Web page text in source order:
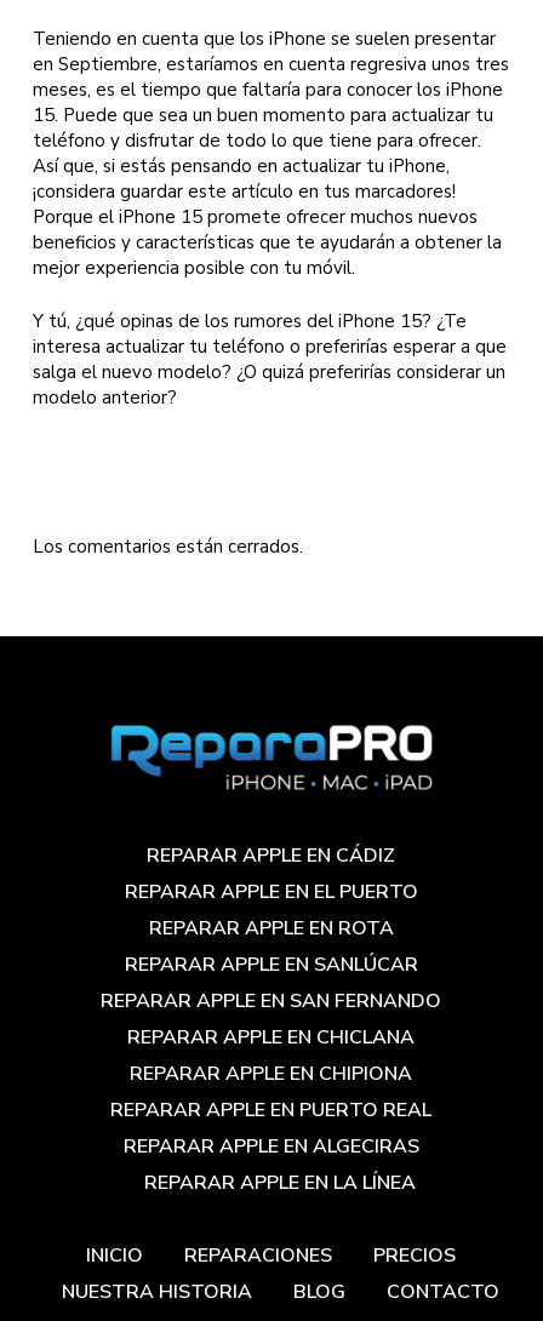
Teniendo en cuenta que los iPhone se suelen presentar
en Septiembre, estaríamos en cuenta regresiva unos tres
meses, es el tiempo que faltaría para conocer los iPhone
15. Puede que sea un buen momento para actualizar tu
teléfono y disfrutar de todo lo que tiene para ofrecer.
Así que, si estás pensando en actualizar tu iPhone,
¡considera guardar este artículo en tus marcadores!
Porque el iPhone 15 promete ofrecer muchos nuevos
beneficios y características que te ayudarán a obtener la
mejor experiencia posible con tu móvil.
Y tú, ¿qué opinas de los rumores del iPhone 15? ¿Te
interesa actualizar tu teléfono o preferirías esperar a que
salga el nuevo modelo? ¿O quizá preferirías considerar un
modelo anterior?
Los comentarios están cerrados.
REPARAR APPLE EN CÁDIZ
REPARAR APPLE EN EL PUERTO
REPARAR APPLE EN ROTA
REPARAR APPLE EN SANLÚCAR
REPARAR APPLE EN SAN FERNANDO
REPARAR APPLE EN CHICLANA
REPARAR APPLE EN CHIPIONA
REPARAR APPLE EN PUERTO REAL
REPARAR APPLE EN ALGECIRAS
REPARAR APPLE EN LA LÍNEA
INICIO REPARACIONES
PRECIOS
NUESTRA HISTORIA
BLOG CONTACTO